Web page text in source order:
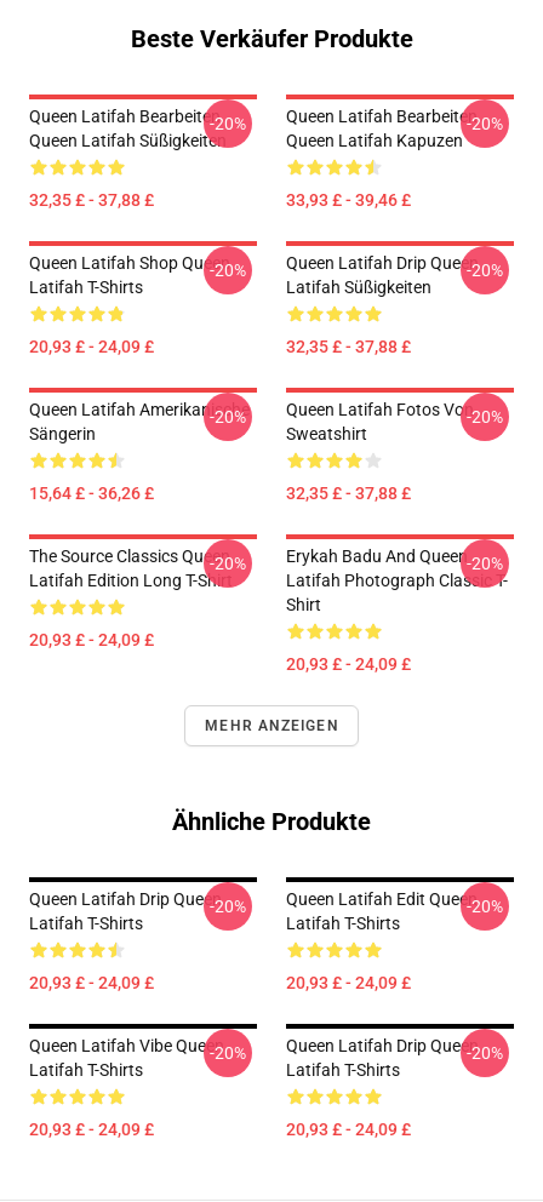
Beste Verkäufer Produkte
Queen Latifah Bearbeiten
Queen Latifah Süßigkeiten
32,35 £ - 37,88 £
-20%
Queen Latifah Bearbeiten
Queen Latifah Kapuzen
33,93 £ - 39,46 £
-20%
Queen Latifah Shop Queen
Latifah T-Shirts
20,93 £ - 24,09 £
-20%
Queen Latifah Drip Queen
Latifah Süßigkeiten
32,35 £ - 37,88 £
-20%
Queen Latifah Amerikanische
Sängerin
15,64 £ - 36,26 £
-20%
Queen Latifah Fotos Von
Sweatshirt
32,35 £ - 37,88 £
-20%
The Source Classics Queen
Latifah Edition Long T-Shirt
20,93 £ - 24,09 £
-20%
Erykah Badu And Queen
Latifah Photograph Classic T-
Shirt
20,93 £ - 24,09 £
-20%
MEHR ANZEIGEN
Ähnliche Produkte
Queen Latifah Drip Queen
Latifah T-Shirts
20,93 £ - 24,09 £
-20%
Queen Latifah Edit Queen
Latifah T-Shirts
20,93 £ - 24,09 £
-20%
Queen Latifah Vibe Queen
Latifah T-Shirts
20,93 £ - 24,09 £
-20%
Queen Latifah Drip Queen
Latifah T-Shirts
20,93 £ - 24,09 £
-20%